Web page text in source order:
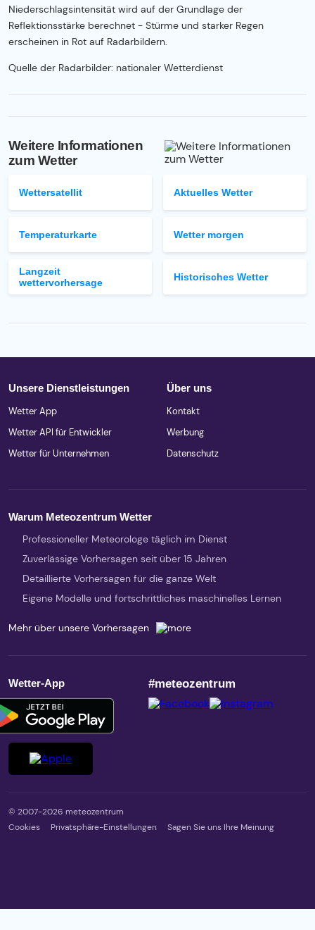
Niederschlagsintensität wird auf der Grundlage der
Reflektionsstärke berechnet - Stürme und starker Regen
erscheinen in Rot auf Radarbildern.
Quelle der Radarbilder: nationaler Wetterdienst
Weitere Informationen
zum Wetter
Wettersatellit
Temperaturkarte
Langzeit
wettervorhersage
Aktuelles Wetter
Wetter morgen
Historisches Wetter
Unsere Dienstleistungen
Wetter App
Wetter API für Entwickler
Wetter für Unternehmen
Über uns
Kontakt
Werbung
Datenschutz
Warum Meteozentrum Wetter
Professioneller Meteorologe täglich im Dienst
Zuverlässige Vorhersagen seit über 15 Jahren
Detaillierte Vorhersagen für die ganze Welt
Eigene Modelle und fortschrittliches maschinelles Lernen
Mehr über unsere Vorhersagen
Wetter-App #meteozentrum
© 2007-2026 meteozentrum
Cookies
Privatsphäre-Einstellungen Sagen Sie uns Ihre Meinung